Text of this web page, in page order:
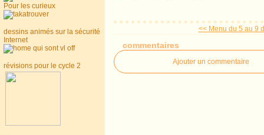
Pour les curieux
dessins animés sur la sécurité
Internet
révisions pour le cycle 2
<< Menu du 5 au 9
commentaires
Ajouter un commentaire